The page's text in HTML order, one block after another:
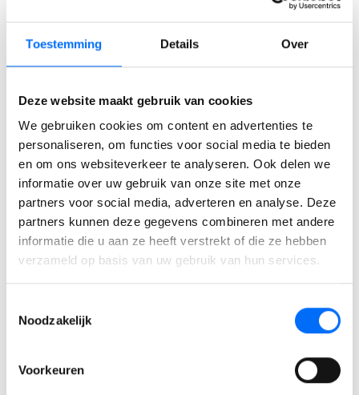
Toestemming Details Over
Deze website maakt gebruik van cookies
We gebruiken cookies om content en advertenties te
personaliseren, om functies voor social media te bieden
en om ons websiteverkeer te analyseren. Ook delen we
informatie over uw gebruik van onze site met onze
partners voor social media, adverteren en analyse. Deze
partners kunnen deze gegevens combineren met andere
informatie die u aan ze heeft verstrekt of die ze hebben
verzameld op basis van uw gebruik van hun services.
Noodzakelijk
Voorkeuren
andere cruciale aspecten van jouw bedrijfsvoering, zodat je
Meer weten over de mogelijkheden die Business Central
jouw bedrijf biedt?Neem dan gerust contact met ons op
om de mogelijkheden te bespreken. Wij denken graag met
je mee, zodat jij het maximale resultaat kan behalen met
Ervaar zelf de kracht van
werkt en meer grip krijgt. Start vandaag je gratis
trial en ervaar direct wat Business Central voor